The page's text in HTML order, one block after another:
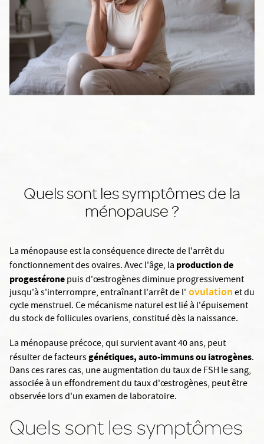
Quels sont les symptômes de la
ménopause ?
La ménopause est la conséquence directe de l'arrêt du
fonctionnement des ovaires. Avec l'âge, la production de
progestéronepuis d'œstrogènes diminue progressivement
jusqu'à s'interrompre, entraînant l'arrêt de l' ovulationet du
cycle menstruel. Ce mécanisme naturel est lié à l'épuisement
du stock de follicules ovariens, constitué dès la naissance.
La ménopause précoce, qui survient avant 40 ans, peut
résulter de facteursgénétiques, auto-immuns ou iatrogènes.
Dans ces rares cas, une augmentation du taux de FSH le sang,
associée à un effondrement du taux d'œstrogènes, peut être
observée lors d'un examen de laboratoire.
Quels sont les symptômes